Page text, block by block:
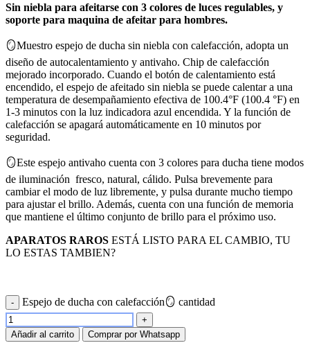
Sin niebla para afeitarse con 3 colores de luces regulables, y
soporte para maquina de afeitar para hombres.
🪞Muestro espejo de ducha sin niebla con calefacción, adopta un
diseño de autocalentamiento y antivaho. Chip de calefacción
mejorado incorporado. Cuando el botón de calentamiento está
encendido, el espejo de afeitado sin niebla se puede calentar a una
temperatura de desempañamiento efectiva de 100.4°F (100.4 °F) en
1-3 minutos con la luz indicadora azul encendida. Y la función de
calefacción se apagará automáticamente en 10 minutos por
seguridad.
🪞Este espejo antivaho cuenta con 3 colores para ducha tiene modos
de iluminación fresco, natural, cálido. Pulsa brevemente para
cambiar el modo de luz libremente, y pulsa durante mucho tiempo
para ajustar el brillo. Además, cuenta con una función de memoria
que mantiene el último conjunto de brillo para el próximo uso.
APARATOS RAROS ESTÁ LISTO PARA EL CAMBIO, TU
LO ESTAS TAMBIEN?
Espejo de ducha con calefacción🪞 cantidad
Añadir al carrito Comprar por Whatsapp